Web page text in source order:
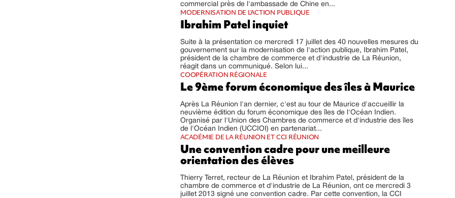
commercial près de l'ambassade de Chine en...
MODERNISATION DE L'ACTION PUBLIQUE
Ibrahim Patel inquiet
Suite à la présentation ce mercredi 17 juillet des 40 nouvelles mesures du
gouvernement sur la modernisation de l'action publique, Ibrahim Patel,
président de la chambre de commerce et d'industrie de La Réunion,
réagit dans un communiqué. Selon lui...
COOPÉRATION RÉGIONALE
Le 9ème forum économique des îles à Maurice
Après La Réunion l'an dernier, c'est au tour de Maurice d'accueillir la
neuvième édition du forum économique des îles de l'Océan Indien.
Organisé par l'Union des Chambres de commerce et d'industrie des îles
de l'Océan Indien (UCCIOI) en partenariat...
ACADÉMIE DE LA RÉUNION ET CCI RÉUNION
Une convention cadre pour une meilleure
orientation des élèves
Thierry Terret, recteur de La Réunion et Ibrahim Patel, président de la
chambre de commerce et d'industrie de La Réunion, ont ce mercredi 3
juillet 2013 signé une convention cadre. Par cette convention, la CCI